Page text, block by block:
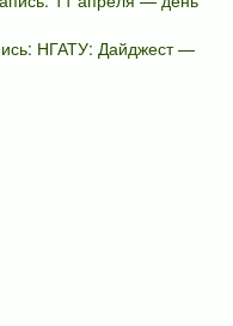
НГАТУ: Дайджест —